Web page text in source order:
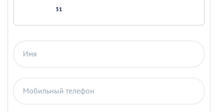
31
Имя
Мобильный телефон